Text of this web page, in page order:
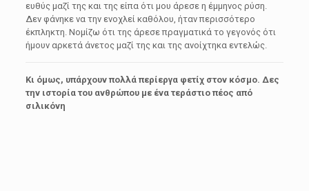
ευθύς μαζί της και της είπα ότι μου άρεσε η έμμηνος ρύση.
Δεν φάνηκε να την ενοχλεί καθόλου, ήταν περισσότερο
έκπληκτη. Νομίζω ότι της άρεσε πραγματικά το γεγονός ότι
ήμουν αρκετά άνετος μαζί της και της ανοίχτηκα εντελώς.
Κι όμως, υπάρχουν πολλά περίεργα φετίχ στον κόσμο. Δες
την ιστορία του ανθρώπου με ένα τεράστιο πέος από
σιλικόνη